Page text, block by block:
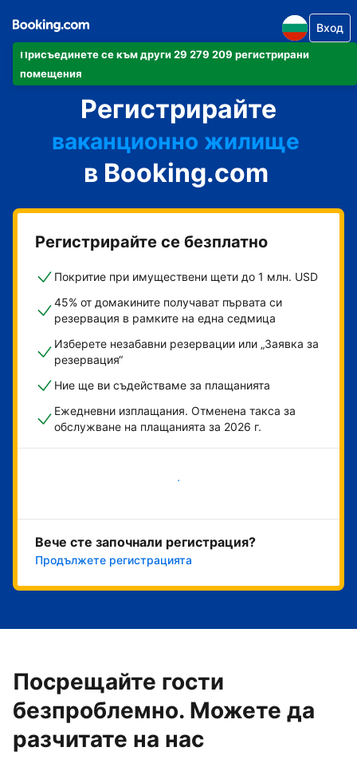
Присъединете се към други 29 279 209 регистрирани
помещения
Вход
Регистрирайте
своя апартамент
своя хотел
ваканционно жилище
своята къща за гости
своя пансион със закуска
в Booking.com
Регистрирайте се безплатно
Покритие при имуществени щети до 1 млн. USD
45% от домакините получават първата си
резервация в рамките на една седмица
Изберете незабавни резервации или „Заявка за
резервация“
Ние ще ви съдействаме за плащанията
Ежедневни изплащания. Отменена такса за
обслужване на плащанията за 2026 г.
Начало
Вече сте започнали регистрация?
Продължете регистрацията
Посрещайте гости
безпроблемно. Можете да
разчитате на нас